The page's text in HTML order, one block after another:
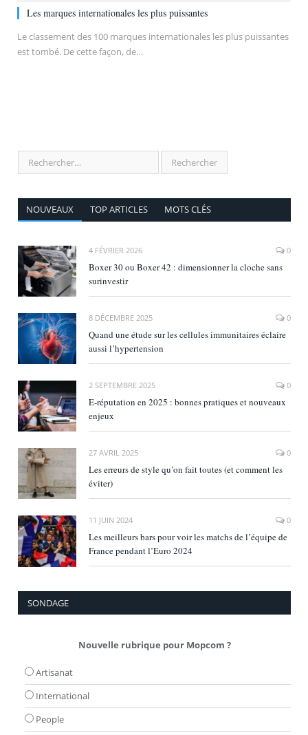
Les marques internationales les plus puissantes
Le classement des 100 marques internationales les plus puissantes
est tombé. De cette façon, de…
NOUVEAUX TOP ARTICLES MOTS CLÉS
4 FÉVRIER 2026 0
Boxer 30 ou Boxer 42 : dimensionner la cloche sans
surinvestir
8 DÉCEMBRE 2025 0
Quand une étude sur les cellules immunitaires éclaire
aussi l’hypertension
2 SEPTEMBRE 2025 0
E‑réputation en 2025 : bonnes pratiques et nouveaux
enjeux
27 AVRIL 2025 0
Les erreurs de style qu’on fait toutes (et comment les
éviter)
11 JUIN 2024 0
Les meilleurs bars pour voir les matchs de l’équipe de
France pendant l’Euro 2024
SONDAGE
Nouvelle rubrique pour Mopcom ?
Artisanat
International
People